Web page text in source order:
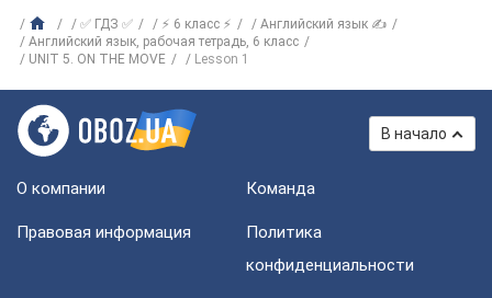
✅ ГДЗ ✅ ⚡ 6 класс ⚡
Английский язык ✍
Английский язык, рабочая тетрадь, 6 класс
UNIT 5. ON THE MOVE
Lesson 1
В начало
О компании Команда
Правовая информация
Политика
конфиденциальности